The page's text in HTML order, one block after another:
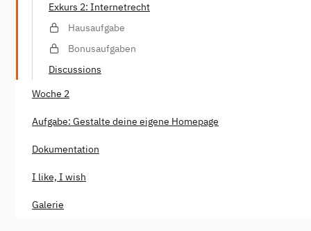
Exkurs 2: Internetrecht
Hausaufgabe
Bonusaufgaben
Discussions
Woche 2
Aufgabe: Gestalte deine eigene Homepage
Dokumentation
I like, I wish
Galerie